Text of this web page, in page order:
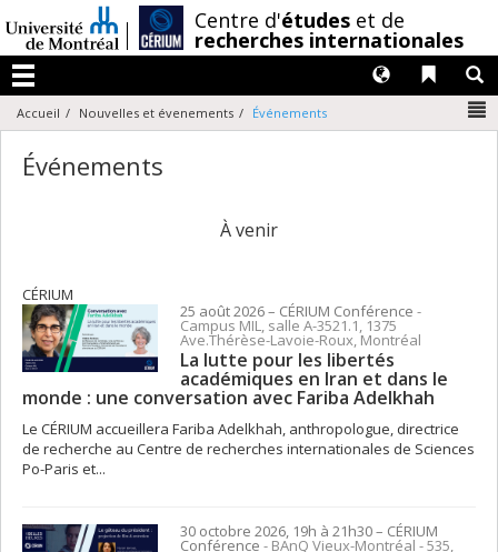
au
contenu
Centre d'études et de
recherches internationales
Menu
Liens
Langues
Accueil Nouvelles et évenements Événements
Événements
À venir
CÉRIUM
25 août 2026– CÉRIUM Conférence-
Campus MIL, salle A-3521.1, 1375
Ave.Thérèse-Lavoie-Roux, Montréal
La lutte pour les libertés
académiques en Iran et dans le
monde : une conversation avec Fariba Adelkhah
Le CÉRIUM accueillera Fariba Adelkhah, anthropologue, directrice
de recherche au Centre de recherches internationales de Sciences
Po-Paris et...
30 octobre 2026, 19h à 21h30– CÉRIUM
Conférence- BAnQ Vieux-Montréal - 535,